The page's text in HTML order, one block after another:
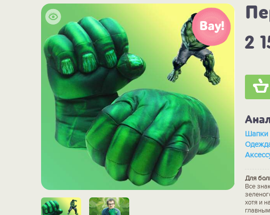
2
Для
Все
хотя и